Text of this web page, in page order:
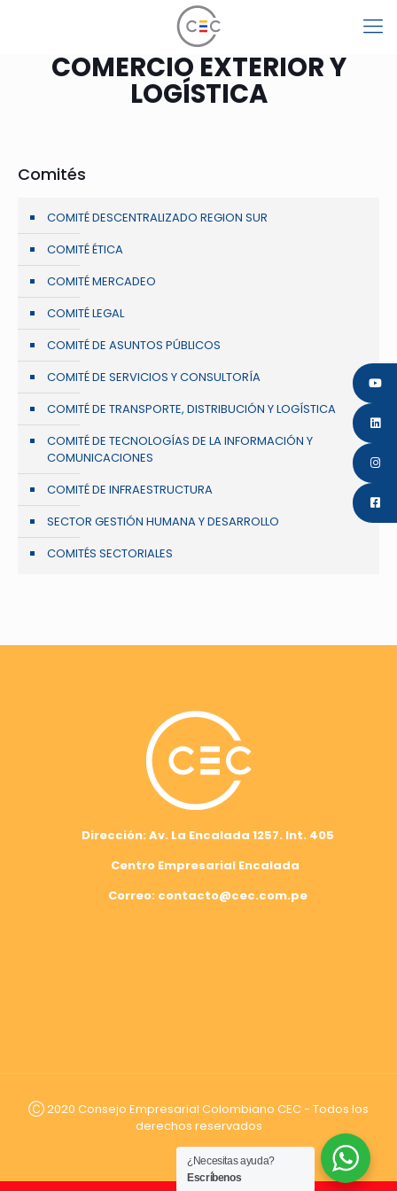
COMERCIO EXTERIOR Y
LOGÍSTICA
Comités
COMITÉ DESCENTRALIZADO REGION SUR
COMITÉ ÉTICA
COMITÉ MERCADEO
COMITÉ LEGAL
COMITÉ DE ASUNTOS PÚBLICOS
COMITÉ DE SERVICIOS Y CONSULTORÍA
COMITÉ DE TRANSPORTE, DISTRIBUCIÓN Y LOGÍSTICA
COMITÉ DE TECNOLOGÍAS DE LA INFORMACIÓN Y
COMUNICACIONES
COMITÉ DE INFRAESTRUCTURA
SECTOR GESTIÓN HUMANA Y DESARROLLO
COMITÉS SECTORIALES
Dirección: Av. La Encalada 1257. Int. 405
Centro Empresarial Encalada
Correo: contacto@cec.com.pe
Ⓒ 2020 Consejo Empresarial Colombiano CEC - Todos los
derechos reservados
¿Necesitas ayuda?
Escríbenos